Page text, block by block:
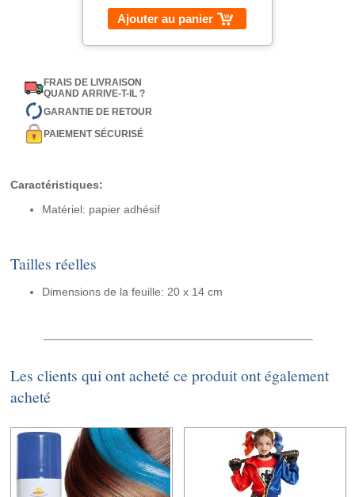
Ajouter au panier
FRAIS DE LIVRAISON
QUAND ARRIVE-T-IL ?
GARANTIE DE RETOUR
PAIEMENT SÉCURISÉ
Caractéristiques:
Matériel: papier adhésif
Tailles réelles
Dimensions de la feuille: 20 x 14 cm
Les clients qui ont acheté ce produit ont également
acheté